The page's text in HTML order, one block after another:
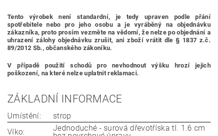
Tento výrobek není standardní, je tedy upraven podle přání
spotřebitele nebo pro jeho osobu a je vyráběný na objednávku
zákazníka, proto prosím vezměte na vědomí, že nelze po objednání a
uhrazení zálohy objednávku zrušit, ani zboží vrátit dle § 1837 z.č.
89/2012 Sb., občanského zákoníku.
V případě použití schodů pro nevhodnout výšku hrozí jejich
poškození, na které nelze uplatnit reklamaci.
ZÁKLADNÍ INFORMACE
Umístění:
strop
Víko:
Jednoduché - surová dřevotříska tl. 1.6 cm